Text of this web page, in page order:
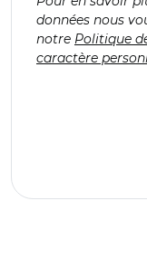
données nous
notre Politique
caractère